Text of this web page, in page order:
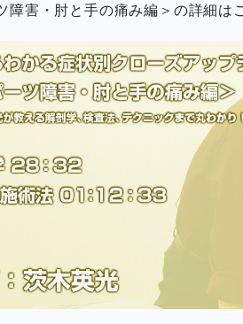
障害・肘と手の痛み編＞の詳細は